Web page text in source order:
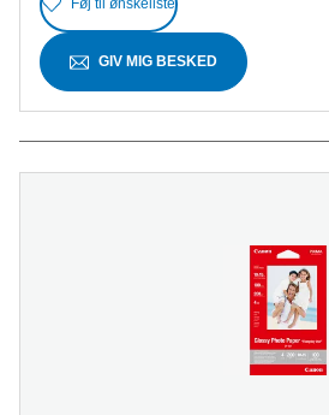
Føj til ønskeliste
GIV MIG BESKED